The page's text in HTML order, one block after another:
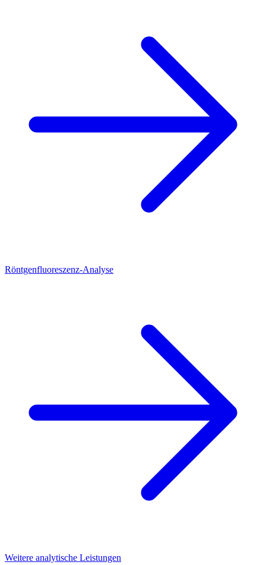
Röntgenfluoreszenz-Analyse
Weitere analytische Leistungen